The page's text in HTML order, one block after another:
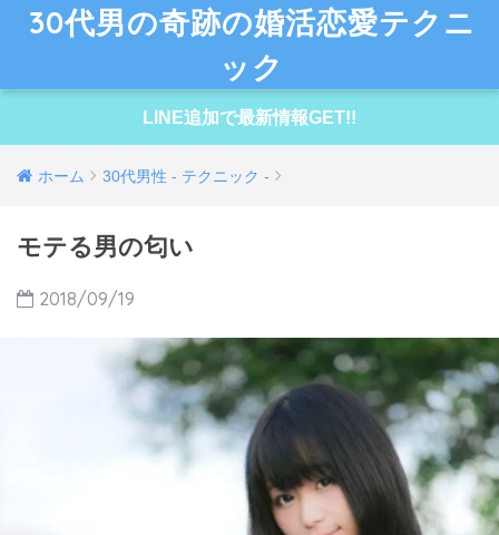
30代男の奇跡の婚活恋愛テクニ
ック
LINE追加で最新情報GET!!
ホーム 30代男性 - テクニック -
モテる男の匂い
2018/09/19